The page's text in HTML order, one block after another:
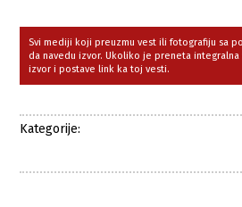
Svi mediji koji preuzmu vest ili fotografiju sa
da navedu izvor. Ukoliko je preneta integralna
izvor i postave link ka toj vesti.
Kategorije: